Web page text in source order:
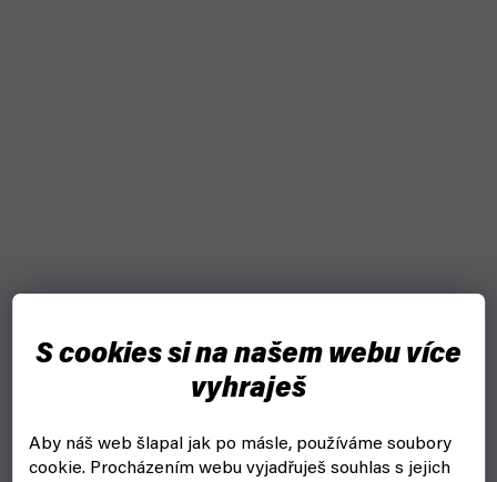
S cookies si na našem webu více
vyhraješ
Aby náš web šlapal jak po másle, používáme soubory
cookie. Procházením webu vyjadřuješ souhlas s jejich
(Fengda)